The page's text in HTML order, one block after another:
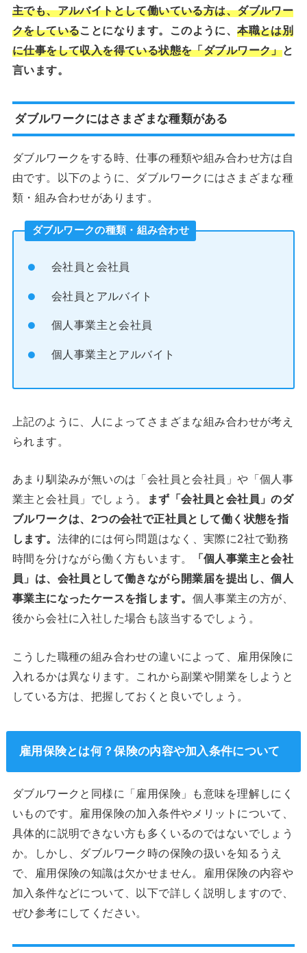
主でも、アルバイトとして働いている方は、ダブルワー
クをしていることになります。このように、本職とは別
に仕事をして収入を得ている状態を「ダブルワーク」と
言います。
ダブルワークにはさまざまな種類がある
ダブルワークをする時、仕事の種類や組み合わせ方は自
由です。以下のように、ダブルワークにはさまざまな種
類・組み合わせがあります。
ダブルワークの種類・組み合わせ
会社員と会社員
会社員とアルバイト
個人事業主と会社員
個人事業主とアルバイト
上記のように、人によってさまざまな組み合わせが考え
られます。
あまり馴染みが無いのは「会社員と会社員」や「個人事
業主と会社員」でしょう。
まず「会社員と会社員」のダ
ブルワークは、2つの会社で正社員として働く状態を指
します。 法律的には何ら問題はなく、実際に2社で勤務
時間を分けながら働く方もいます。
「個人事業主と会社
員」は、会社員として働きながら開業届を提出し、個人
事業主になったケースを指します。 個人事業主の方が、
後から会社に入社した場合も該当するでしょう。
こうした職種の組み合わせの違いによって、雇用保険に
入れるかは異なります。これから副業や開業をしようと
している方は、把握しておくと良いでしょう。
雇用保険とは何？保険の内容や加入条件について
ダブルワークと同様に「雇用保険」も意味を理解しにく
いものです。雇用保険の加入条件やメリットについて、
具体的に説明できない方も多くいるのではないでしょう
か。しかし、ダブルワーク時の保険の扱いを知るうえ
で、雇用保険の知識は欠かせません。雇用保険の内容や
加入条件などについて、以下で詳しく説明しますので、
ぜひ参考にしてください。